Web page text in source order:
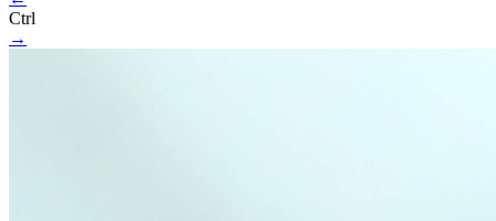
Ctrl
→